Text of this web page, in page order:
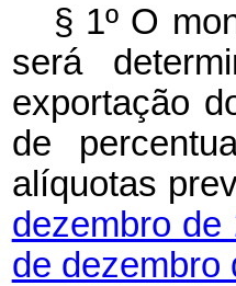
§ 1º O
será
exportação
de
alíquotas
dezembro de
de dezembro